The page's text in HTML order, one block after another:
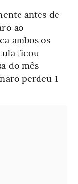
antes de
ao
ambos os
ficou
do mês
perdeu 1